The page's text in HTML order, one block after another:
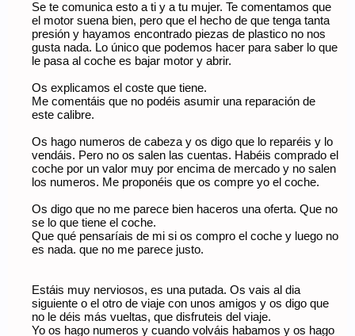
Se te comunica esto a ti y a tu mujer. Te comentamos que
el motor suena bien, pero que el hecho de que tenga tanta
presión y hayamos encontrado piezas de plastico no nos
gusta nada. Lo único que podemos hacer para saber lo que
le pasa al coche es bajar motor y abrir.
Os explicamos el coste que tiene.
Me comentáis que no podéis asumir una reparación de
este calibre.
Os hago numeros de cabeza y os digo que lo reparéis y lo
vendáis. Pero no os salen las cuentas. Habéis comprado el
coche por un valor muy por encima de mercado y no salen
los numeros. Me proponéis que os compre yo el coche.
Os digo que no me parece bien haceros una oferta. Que no
se lo que tiene el coche.
Que qué pensaríais de mi si os compro el coche y luego no
es nada. que no me parece justo.
Estáis muy nerviosos, es una putada. Os vais al dia
siguiente o el otro de viaje con unos amigos y os digo que
no le déis más vueltas, que disfruteis del viaje.
Yo os hago numeros y cuando volváis habamos y os hago